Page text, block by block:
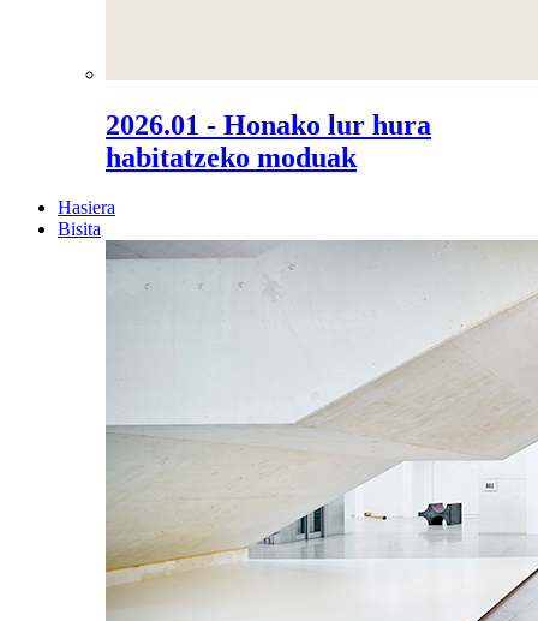
2026.01 - Honako lur hura
habitatzeko moduak
Hasiera
Bisita